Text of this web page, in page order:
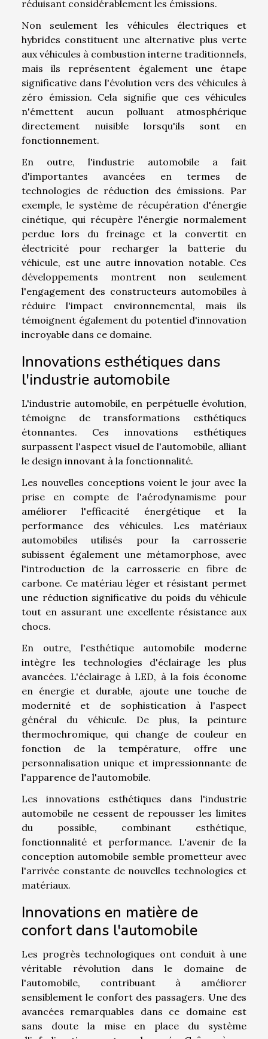
réduisant considérablement les émissions.
Non seulement les véhicules électriques et
hybrides constituent une alternative plus verte
aux véhicules à combustion interne traditionnels,
mais ils représentent également une étape
significative dans l'évolution vers des véhicules à
zéro émission. Cela signifie que ces véhicules
n'émettent aucun polluant atmosphérique
directement nuisible lorsqu'ils sont en
fonctionnement.
En outre, l'industrie automobile a fait
d'importantes avancées en termes de
technologies de réduction des émissions. Par
exemple, le système de récupération d'énergie
cinétique, qui récupère l'énergie normalement
perdue lors du freinage et la convertit en
électricité pour recharger la batterie du
véhicule, est une autre innovation notable. Ces
développements montrent non seulement
l'engagement des constructeurs automobiles à
réduire l'impact environnemental, mais ils
témoignent également du potentiel d'innovation
incroyable dans ce domaine.
Innovations esthétiques dans
l'industrie automobile
L'industrie automobile, en perpétuelle évolution,
témoigne de transformations esthétiques
étonnantes. Ces innovations esthétiques
surpassent l'aspect visuel de l'automobile, alliant
le design innovant à la fonctionnalité.
Les nouvelles conceptions voient le jour avec la
prise en compte de l'aérodynamisme pour
améliorer l'efficacité énergétique et la
performance des véhicules. Les matériaux
automobiles utilisés pour la carrosserie
subissent également une métamorphose, avec
l'introduction de la carrosserie en fibre de
carbone. Ce matériau léger et résistant permet
une réduction significative du poids du véhicule
tout en assurant une excellente résistance aux
chocs.
En outre, l'esthétique automobile moderne
intègre les technologies d'éclairage les plus
avancées. L'éclairage à LED, à la fois économe
en énergie et durable, ajoute une touche de
modernité et de sophistication à l'aspect
général du véhicule. De plus, la peinture
thermochromique, qui change de couleur en
fonction de la température, offre une
personnalisation unique et impressionnante de
l'apparence de l'automobile.
Les innovations esthétiques dans l'industrie
automobile ne cessent de repousser les limites
du possible, combinant esthétique,
fonctionnalité et performance. L'avenir de la
conception automobile semble prometteur avec
l'arrivée constante de nouvelles technologies et
matériaux.
Innovations en matière de
confort dans l'automobile
Les progrès technologiques ont conduit à une
véritable révolution dans le domaine de
l'automobile, contribuant à améliorer
sensiblement le confort des passagers. Une des
avancées remarquables dans ce domaine est
sans doute la mise en place du système